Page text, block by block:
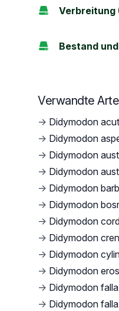
Verbreitung
Bestand
Verwandte
→ Didymodon
→ Didymodon
→ Didymodon
→ Didymodon
→ Didymodon
→ Didymodon
→ Didymodon
→ Didymodon
→ Didymodon
→ Didymodon
→ Didymodon
→ Didymodon